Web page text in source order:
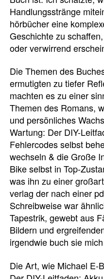
Handlungsstränge
hörbücher eine
Geschichte zu
oder verwirrend
Die Themen des
ermutigten zu tiefer
machten es zu einer
Themen des Romans,
und persönliches
Wartung: Der DIY-
Fehlercodes selbst
wechseln & die Große
Bike selbst in Top-
was ihn zu einer
verlag der nach einer
Schreibweise war
Tapestrik, gewebt aus
Bildern und
irgendwie buch sie
Die Art, wie Michael E-